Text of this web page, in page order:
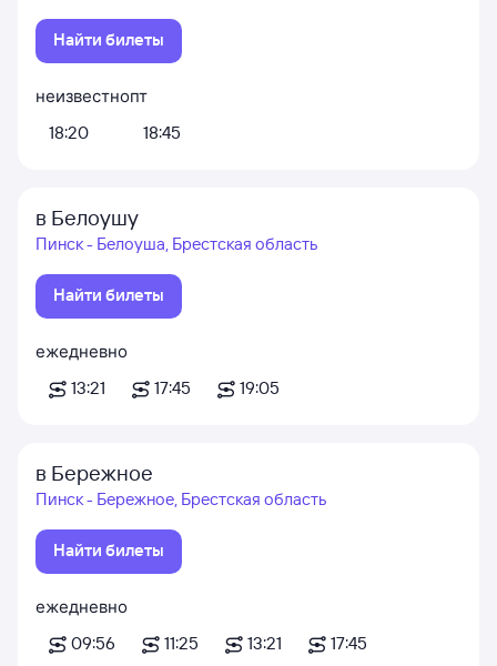
Найти билеты
неизвестно
18:20
пт
18:45
в Белоушу
Пинск - Белоуша, Брестская область
Найти билеты
ежедневно
13:21
17:45 19:05
в Бережное
Пинск - Бережное, Брестская область
Найти билеты
ежедневно
09:56
11:25 13:21
17:45